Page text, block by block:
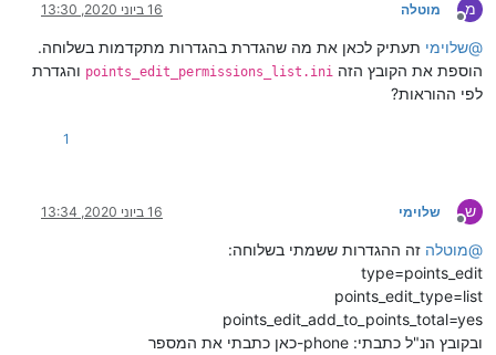
מ
מנותק
מוטלה 16 ביוני 2020, 13:30
@שלוימי תעתיק לכאן את מה שהגדרת בהגדרות מתקדמות בשלוחה.
הוספת את הקובץ הזה points_edit_permissions_list.ini והגדרת
לפי ההוראות?
1
ש
מנותק
שלוימי 16 ביוני 2020, 13:34
@מוטלה זה ההגדרות ששמתי בשלוחה:
type=points_edit
points_edit_type=list
points_edit_add_to_points_total=yes
ובקובץ הנ"ל כתבתי: phone-כאן כתבתי את המספר